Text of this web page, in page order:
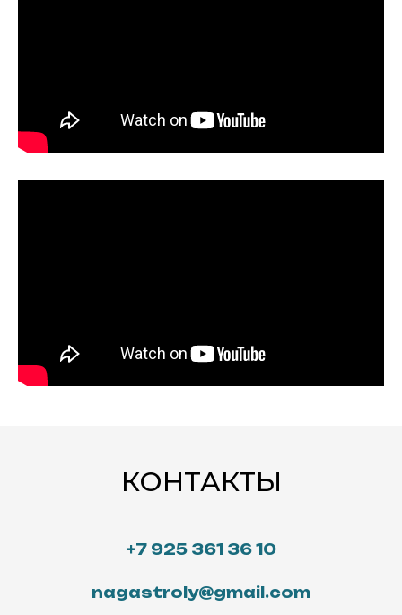
КОНТАКТЫ
+7 925 361 36 10
nagastroly@gmail.com